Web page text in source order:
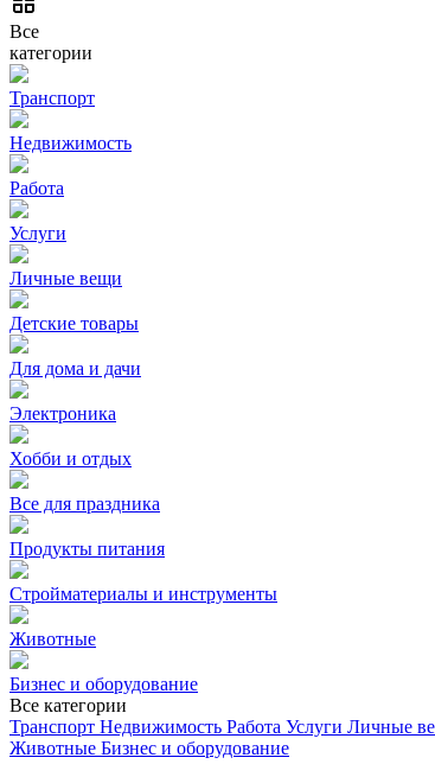
Все
категории
Транспорт
Недвижимость
Работа
Услуги
Личные вещи
Детские товары
Для дома и дачи
Электроника
Хобби и отдых
Все для праздника
Продукты питания
Стройматериалы и инструменты
Животные
Бизнес и оборудование
Все категории
Транспорт Недвижимость Работа Услуги Личные
Животные Бизнес и оборудование